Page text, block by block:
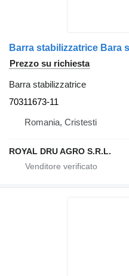
Prezzo su richiesta
Barra stabilizzatrice
70311673-11
Romania, Cristesti
ROYAL DRU AGRO S.R.L.